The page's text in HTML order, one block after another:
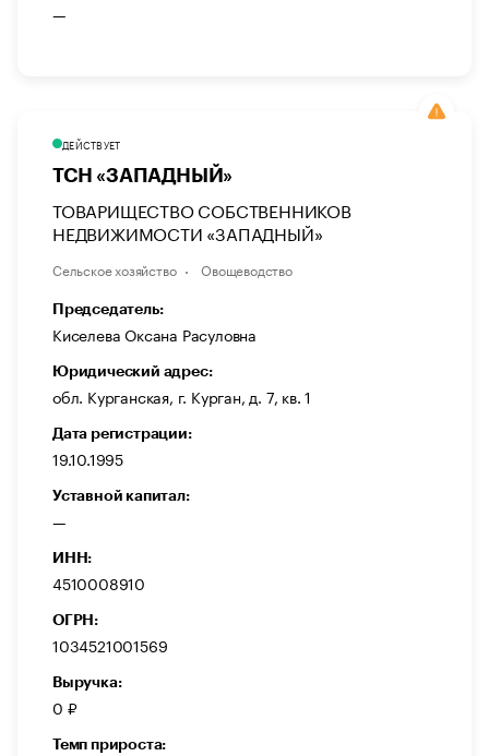
—
ДЕЙСТВУЕТ
ТСН «ЗАПАДНЫЙ»
ТОВАРИЩЕСТВО СОБСТВЕННИКОВ
НЕДВИЖИМОСТИ «ЗАПАДНЫЙ»
Сельское хозяйство Овощеводство
Председатель:
Киселева Оксана Расуловна
Юридический адрес:
обл. Курганская, г. Курган, д. 7, кв. 1
Дата регистрации:
19.10.1995
Уставной капитал:
—
ИНН:
4510008910
ОГРН:
1034521001569
Выручка:
0 ₽
Темп прироста: